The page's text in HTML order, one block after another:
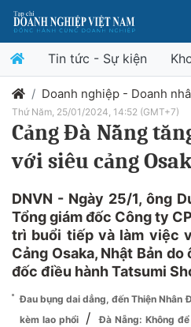
Tin tức - Sự kiện
Doanh nghiệp - Doanh
Thứ Năm, 25/01/2024, 14:52 (GMT+7)
Cảng Đà Nẵng
với siêu cảng
DNVN - Ngày 25/1, ông
Tổng giám đốc Công ty
trì buổi tiếp và làm việc
Cảng Osaka, Nhật Bản
đốc điều hành Tatsumi
Đau bụng dai dẳng, đến Thiện Nhân
kèm lao phổi
/
Đà Nẵng: Không